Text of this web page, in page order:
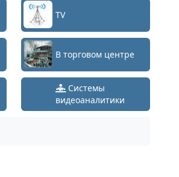
TV
В торговом центре
Системы
видеоаналитики